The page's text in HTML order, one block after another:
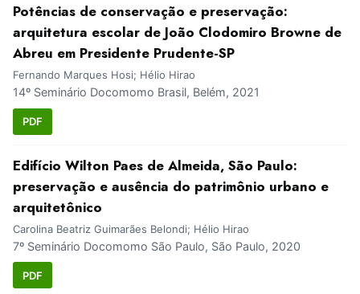
Potências de conservação e preservação:
arquitetura escolar de João Clodomiro Browne de
Abreu em Presidente Prudente-SP
Fernando Marques Hosi; Hélio Hirao
14º Seminário Docomomo Brasil, Belém, 2021
PDF
Edifício Wilton Paes de Almeida, São Paulo:
preservação e ausência do patrimônio urbano e
arquitetônico
Carolina Beatriz Guimarães Belondi; Hélio Hirao
7º Seminário Docomomo São Paulo, São Paulo, 2020
PDF